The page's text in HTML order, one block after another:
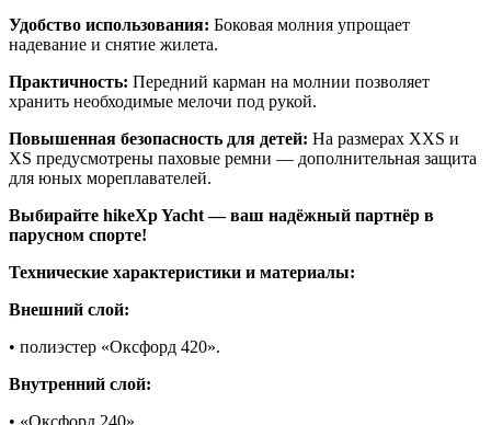
Удобство использования: Боковая молния упрощает
надевание и снятие жилета.
Практичность: Передний карман на молнии позволяет
хранить необходимые мелочи под рукой.
Повышенная безопасность для детей: На размерах XXS и
XS предусмотрены паховые ремни — дополнительная защита
для юных мореплавателей.
Выбирайте hikeXp Yacht — ваш надёжный партнёр в
парусном спорте!
Технические характеристики и материалы:
Внешний слой:
• полиэстер «Оксфорд 420».
Внутренний слой: